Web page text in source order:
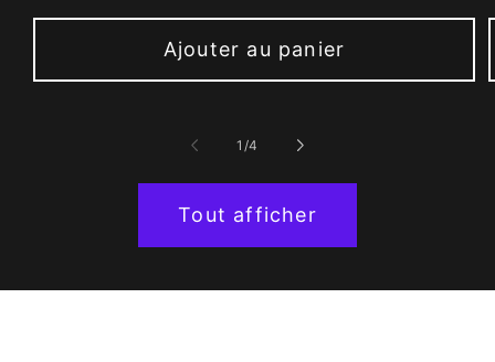
habituel
Ajouter au panier
1 /de
4
Tout afficher